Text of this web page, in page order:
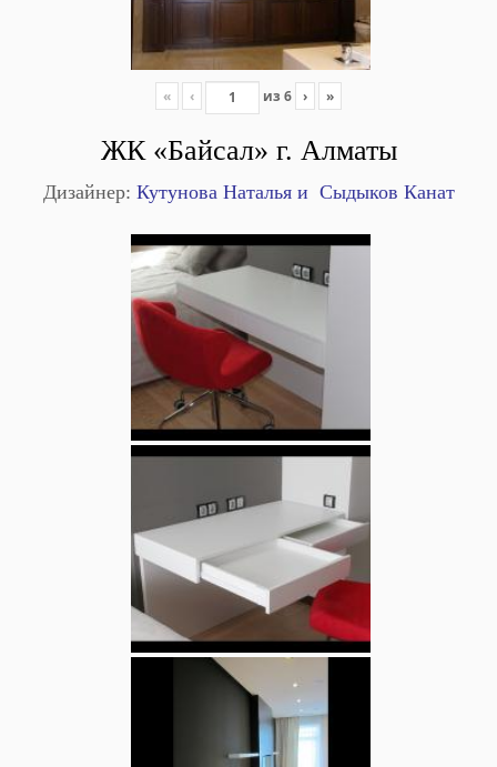
« ‹ из 6 › »
ЖК «Байсал» г. Алматы
Дизайнер: Кутунова Наталья и Сыдыков Канат